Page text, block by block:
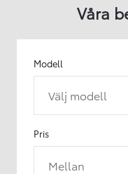
Våra
Modell
Välj modell
Pris
Mellan